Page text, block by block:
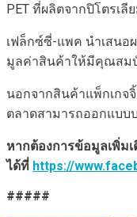
PET ที่ผลิตจากปิโตรเ
เฟล็กซ์ซี่-แพค นำเสนอ
มูลค่าสินค้าให้มีคุณสม
นอกจากสินค้าแพ็กเกจ
ตลาดสามารถออกแบ
หากต้องการข้อมูลเพิ่ม
ได้ที่ https://
#####